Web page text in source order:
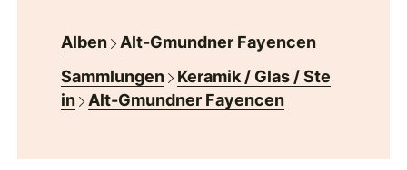
Alben
Alt-Gmundner Fayencen
Sammlungen
Keramik / Glas / Ste
in
Alt-Gmundner Fayencen